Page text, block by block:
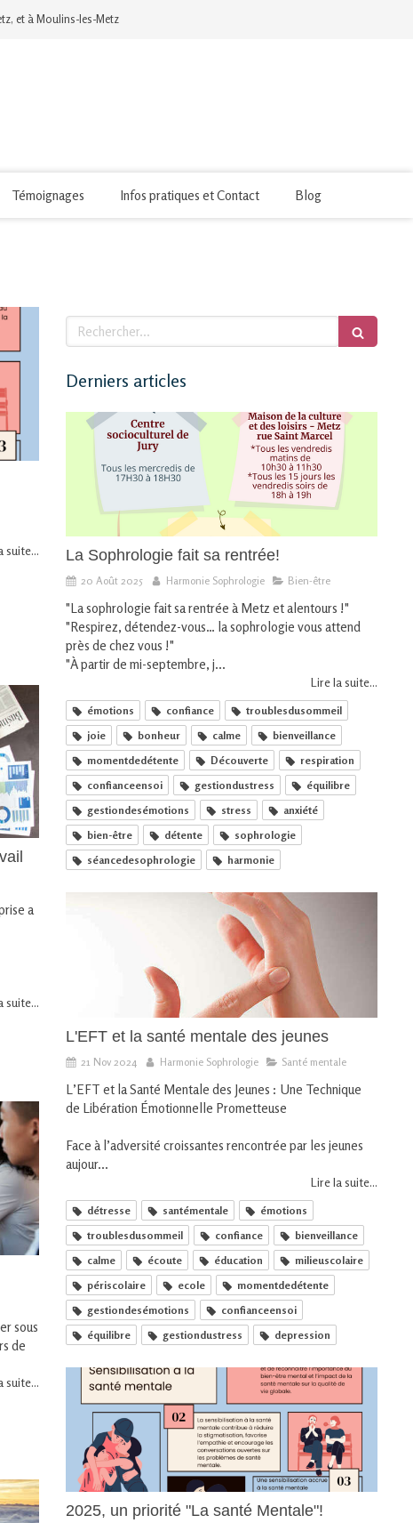
et à Moulins-les-Metz
Témoignages Infos pratiques et Contact Blog
suite...
a
suite...
sous
de
suite...
Rechercher
Derniers articles
La Sophrologie fait sa rentrée!
20 Août 2025 Harmonie Sophrologie Bien-être
"La sophrologie fait sa rentrée à Metz et alentours !"
"Respirez, détendez-vous… la sophrologie vous attend
près de chez vous !"
"À partir de mi-septembre, j...
Lire la suite...
émotions confiance
troublesdusommeil
joie
bonheur calme
bienveillance
momentdedétente
Découverte
respiration
confianceensoi
gestiondustress
équilibre
gestiondesémotions
stress
anxiété
bien-être
détente
sophrologie
séancedesophrologie
harmonie
L'EFT et la santé mentale des jeunes
21 Nov 2024 Harmonie Sophrologie Santé mentale
L’EFT et la Santé Mentale des Jeunes : Une Technique
de Libération Émotionnelle Prometteuse
Face à l’adversité croissantes rencontrée par les jeunes
aujour...
Lire la suite...
détresse santémentale
émotions
troublesdusommeil
confiance
bienveillance
calme
écoute éducation
milieuscolaire
périscolaire
ecole
momentdedétente
gestiondesémotions
confianceensoi
équilibre
gestiondustress depression
2025, un priorité "La santé Mentale"!